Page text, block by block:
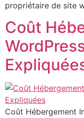
propriétaire de site
Coût
Coût Hébergement